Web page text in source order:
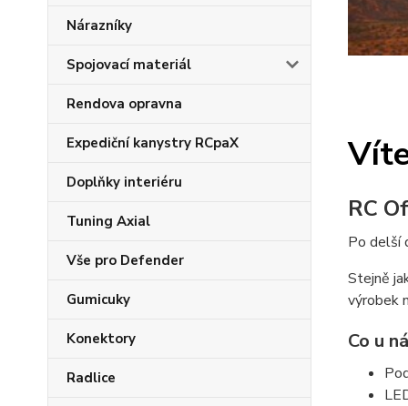
Nárazníky
Spojovací materiál
Rendova opravna
Expediční kanystry RCpaX
Doplňky interiéru
Tuning Axial
Vše pro Defender
Gumicuky
Konektory
Radlice
RC
Po delší
Stejně
výrobek
Co u